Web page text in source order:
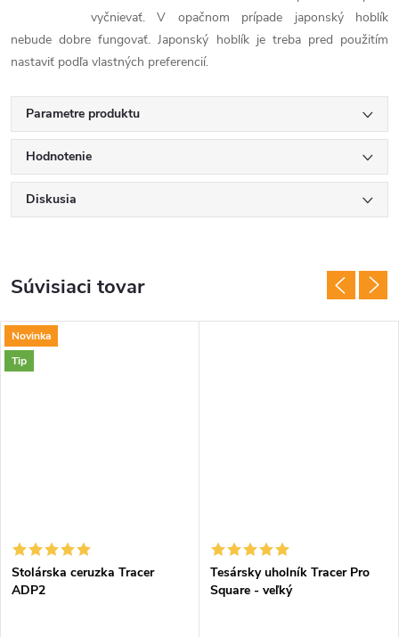
vyčnievať. V opačnom prípade japonský hoblík
nebude dobre fungovať. Japonský hoblík je treba pred použitím
nastaviť podľa vlastných preferencií.
Parametre produktu
Hodnotenie
Diskusia
Súvisiaci tovar
Novinka
Tip
Stolárska ceruzka Tracer
ADP2
Tesársky uholník Tracer Pro
Square - veľký